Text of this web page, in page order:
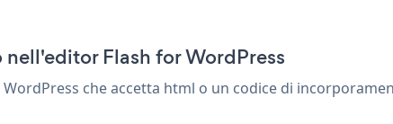
Flash for WordPress
che accetta html o un codice di